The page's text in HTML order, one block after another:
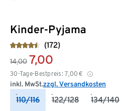
Kinder-Pyjama
(172)
14,00 7,00
30-Tage-Bestpreis: 7,00 €
inkl. MwSt.zzgl. Versandkosten
110/116 122/128 134/140